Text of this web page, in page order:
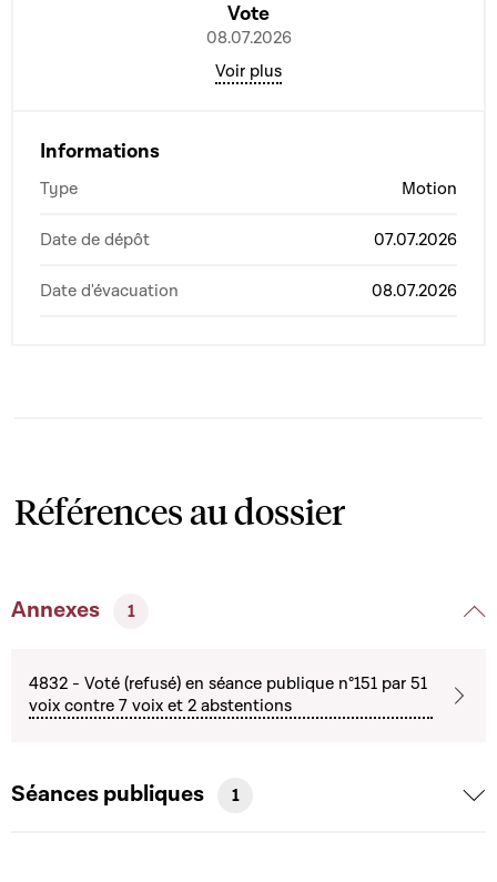
Vote
08.07.2026
Voir plus
Informations
Type Motion
Date de dépôt 07.07.2026
Date d'évacuation 08.07.2026
Références au dossier
Annexes 1
4832 - Voté (refusé) en séance publique n°151 par 51
voix contre 7 voix et 2 abstentions
Séances publiques 1